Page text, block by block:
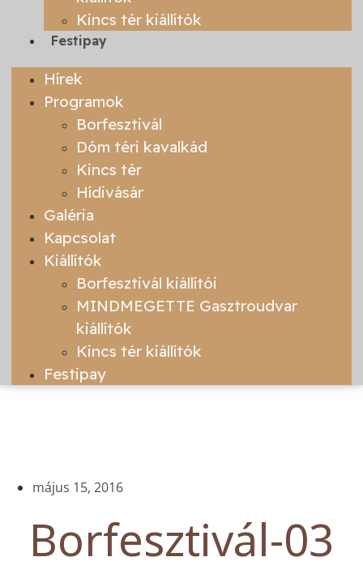
Kincs tér kiállítók
Festipay
Hírek
Programok
Borfesztivál
Dóm téri kavalkád
Kincs tér
Hídivásár
Galéria
Kapcsolat
Kiállítók
Borfesztivál kiállítói
MINDMEGETTE Gasztroudvar
kiállítók
Kincs tér kiállítók
Festipay
május 15, 2016
Borfesztivál-03